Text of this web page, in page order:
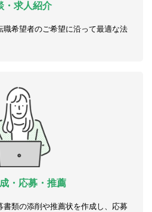
・求人紹介
職希望者のご希望に沿って最適な法
・応募・推薦
類の添削や推薦状を作成し、応募